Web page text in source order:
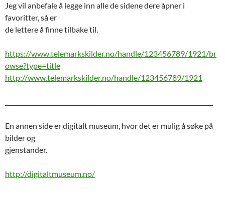
Jeg vil anbefale å legge inn alle de sidene dere åpner i
favoritter, så er
de lettere å finne tilbake til.
https://www.telemarkskilder.no/handle/123456789/1921/br
owse?type=title
http://www.telemarkskilder.no/handle/123456789/1921
En annen side er digitalt museum, hvor det er mulig å søke på
bilder og
gjenstander.
http://digitaltmuseum.no/